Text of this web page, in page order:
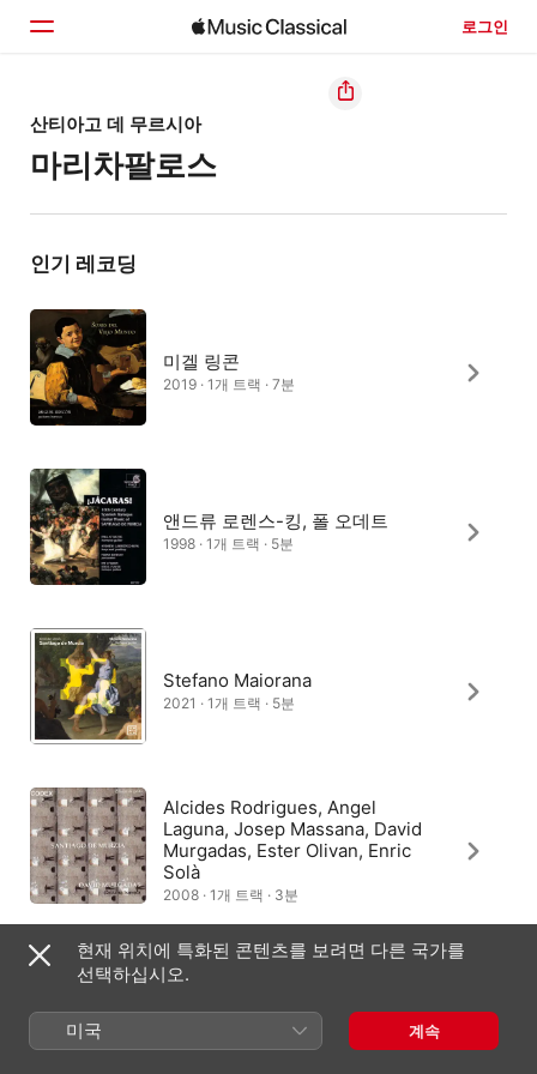
로그인
홈
둘러보기
검색
산티아고 데 무르시아
마리차팔로스
인기 레코딩
미겔 링콘
2019 · 1개 트랙 · 7분
앤드류 로렌스-킹, 폴 오데트
1998 · 1개 트랙 · 5분
Stefano Maiorana
2021 · 1개 트랙 · 5분
Alcides Rodrigues, Angel
Laguna, Josep Massana, David
Murgadas, Ester Olivan, Enric
Solà
2008 · 1개 트랙 · 3분
현재 위치에 특화된 콘텐츠를 보려면 다른 국가를
선택하십시오.
미국 계속